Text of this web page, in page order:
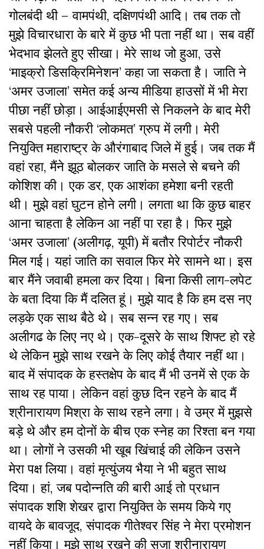
गोलबंदी थी – वामपंथी, दक्षिणपंथी आदि। तब तक तो
मुझे विचारधारा के बारे में कुछ भी पता नहीं था। सब वहीं
भेदभाव झेलते हुए सीखा। मेरे साथ जो हुआ, उसे
‘माइक्रो डिसक्रिमिनेशन’ कहा जा सकता है। जाति ने
‘अमर उजाला’ समेत कई अन्य मीडिया हाउसों में भी मेरा
पीछा नहीं छोड़ा। आईआईएमसी से निकलने के बाद मेरी
सबसे पहली नौकरी ‘लोकमत’ ग्रुप में लगी। मेरी
नियुक्ति महाराष्ट्र के औरंगाबाद जिले में हुई। जब तक मैं
वहां रहा, मैंने झूठ बोलकर जाति के मसले से बचने की
कोशिश की। एक डर, एक आशंका हमेशा बनी रहती
थी। मुझे वहां घुटन होने लगी। लगता था कि कुछ बाहर
आना चाहता है लेकिन आ नहीं पा रहा है। फिर मुझे
‘अमर उजाला’ (अलीगढ़, यूपी) में बतौर रिपोर्टर नौकरी
मिल गई। यहां जाति का सवाल फिर मेरे सामने था। इस
बार मैंने जवाबी हमला कर दिया। बिना किसी लाग-लपेट
के बता दिया कि मैं दलित हूं। मुझे याद है कि हम दस नए
लड़के एक साथ बैठे थे। सब सन्न रह गए। सब
अलीगढ के लिए नए थे। एक-दूसरे के साथ शिफ्ट हो रहे
थे लेकिन मुझे साथ रखने के लिए कोई तैयार नहीं था।
बाद में संपादक के हस्तक्षेप के बाद मैं भी उनमें से एक के
साथ रह पाया। लेकिन वहां कुछ दिन रहने के बाद मैं
श्रीनारायण मिश्रा के साथ रहने लगा। वे उम्र में मुझसे
बड़े थे और हम दोनों के बीच एक स्नेह का रिश्ता बन गया
था। लोगों ने उसकी भी खूब खिंचाई की लेकिन उसने
मेरा पक्ष लिया। वहां मृत्युंजय भैया ने भी बहुत साथ
दिया। हां, जब पदोन्नति की बारी आई तो प्रधान
संपादक शशि शेखर द्वारा नियुक्ति के समय किये गए
वायदे के बावजूद, संपादक गीतेश्वर सिंह ने मेरा प्रमोशन
नहीं किया। मुझे साथ रखने की सजा श्रीनारायण